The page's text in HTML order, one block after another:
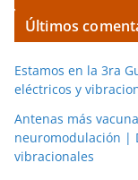
Últimos
Estamos en la 3ra
eléctricos y
Antenas más
neuromodulación |
vibracionales